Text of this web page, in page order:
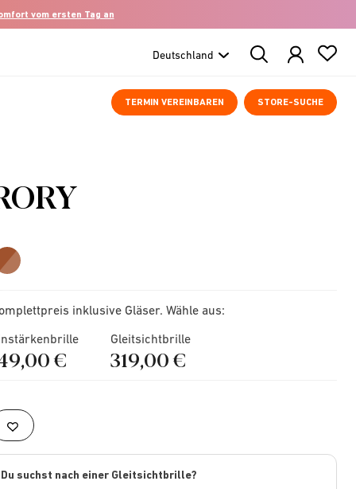
vom ersten Tag an
Search
Products
TERMIN VEREINBAREN STORE-SUCHE
inklusive Gläser. Wähle aus:
€
Gleitsichtbrille
319,00 €
Du suchst nach einer Gleitsichtbrille?